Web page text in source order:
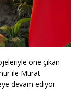
öne çıkan
ile Murat
devam ediyor.